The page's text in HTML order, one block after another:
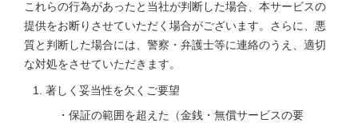
これらの行為があったと当社が判断した場合、本サービスの
提供をお断りさせていただく場合がございます。さらに、悪
質と判断した場合には、警察・弁護士等に連絡のうえ、適切
な対処をさせていただきます。
著しく妥当性を欠くご要望
保証の範囲を超えた（金銭・無償サービスの要